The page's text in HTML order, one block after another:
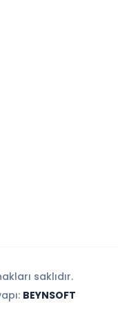
saklıdır.
BEYNSOFT